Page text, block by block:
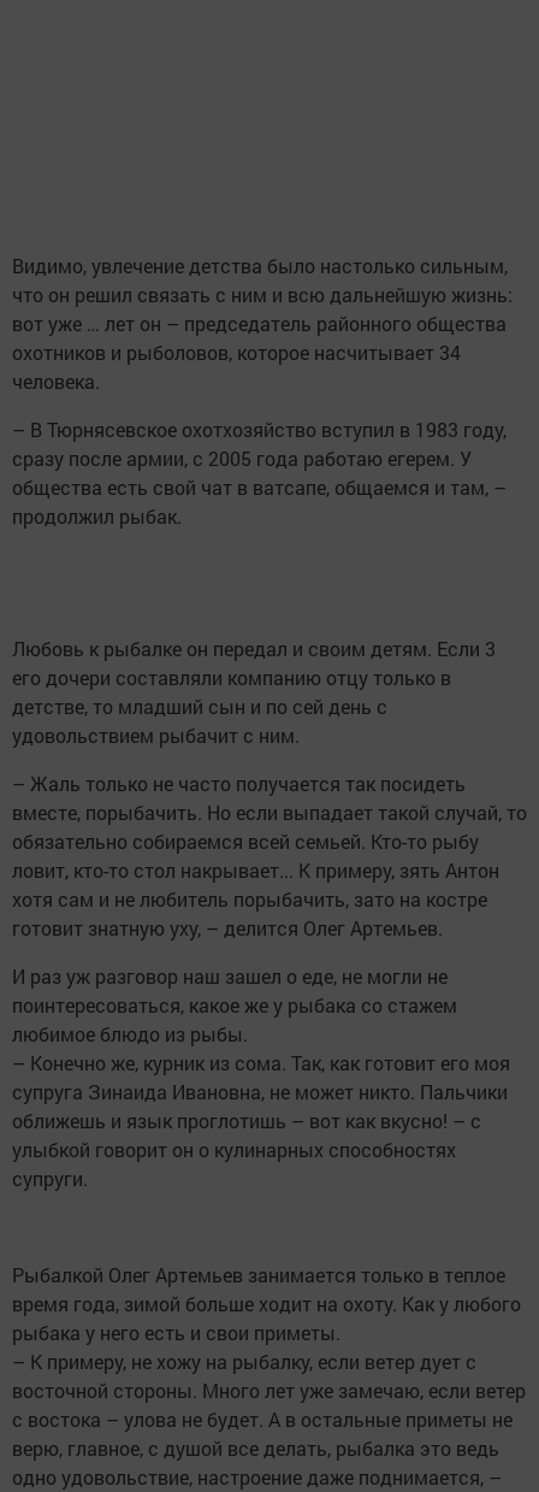
Видимо, увлечение детства было настолько сильным,
что он решил связать с ним и всю дальнейшую жизнь:
вот уже … лет он – председатель районного общества
охотников и рыболовов, которое насчитывает 34
человека.
– В Тюрнясевское охотхозяйство вступил в 1983 году,
сразу после армии, с 2005 года работаю егерем. У
общества есть свой чат в ватсапе, общаемся и там, –
продолжил рыбак.
Любовь к рыбалке он передал и своим детям. Если 3
его дочери составляли компанию отцу только в
детстве, то младший сын и по сей день с
удовольствием рыбачит с ним.
– Жаль только не часто получается так посидеть
вместе, порыбачить. Но если выпадает такой случай, то
обязательно собираемся всей семьей. Кто-то рыбу
ловит, кто-то стол накрывает... К примеру, зять Антон
хотя сам и не любитель порыбачить, зато на костре
готовит знатную уху, – делится Олег Артемьев.
И раз уж разговор наш зашел о еде, не могли не
поинтересоваться, какое же у рыбака со стажем
любимое блюдо из рыбы.
– Конечно же, курник из сома. Так, как готовит его моя
супруга Зинаида Ивановна, не может никто. Пальчики
оближешь и язык проглотишь – вот как вкусно! – с
улыбкой говорит он о кулинарных способностях
супруги.
Рыбалкой Олег Артемьев занимается только в теплое
время года, зимой больше ходит на охоту. Как у любого
рыбака у него есть и свои приметы.
– К примеру, не хожу на рыбалку, если ветер дует с
восточной стороны. Много лет уже замечаю, если ветер
с востока – улова не будет. А в остальные приметы не
верю, главное, с душой все делать, рыбалка это ведь
одно удовольствие, настроение даже поднимается, –